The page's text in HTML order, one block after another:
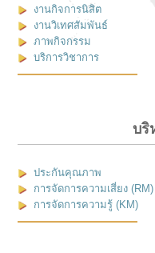
งานกิจการนิสิต
งานวิเทศสัมพันธ์
ภาพกิจกรรม
บริการวิชาการ
บริ
ประกันคุณภาพ
การจัดการความเสี่ยง (RM)
การจัดการความรู้ (KM)